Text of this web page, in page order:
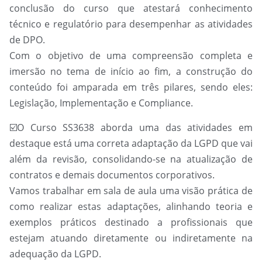
conclusão do curso que atestará conhecimento
técnico e regulatório para desempenhar as atividades
de DPO.
Com o objetivo de uma compreensão completa e
imersão no tema de início ao fim, a construção do
conteúdo foi amparada em três pilares, sendo eles:
Legislação, Implementação e Compliance.
☑️O Curso SS3638 aborda uma das atividades em
destaque está uma correta adaptação da LGPD que vai
além da revisão, consolidando-se na atualização de
contratos e demais documentos corporativos.
Vamos trabalhar em sala de aula uma visão prática de
como realizar estas adaptações, alinhando teoria e
exemplos práticos destinado a profissionais que
estejam atuando diretamente ou indiretamente na
adequação da LGPD.